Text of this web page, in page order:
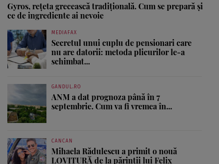
Gyros, rețeta grecească tradițională. Cum se prepară și
ce de ingrediente ai nevoie
MEDIAFAX
Secretul unui cuplu de pensionari care
nu are datorii: metoda plicurilor le-a
schimbat...
GANDUL.RO
ANM a dat prognoza până în 7
septembrie. Cum va fi vremea în...
CANCAN
Mihaela Rădulescu a primit o nouă
LOVITURĂ de la părinții lui Felix